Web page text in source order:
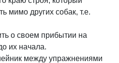
мимо других собак, т.е.
о своем прибытии на
их начала.
между упражнениями